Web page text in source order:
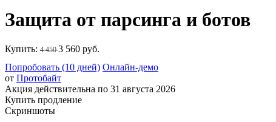
Защита от парсинга и ботов
Купить: 4 4503 560 руб.
Попробовать (10 дней) Онлайн-демо
от Протобайт
Акция действительна по 31 августа 2026
Купить продление
Скриншоты